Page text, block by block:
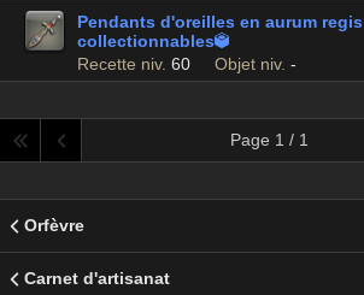
Pendants d'oreilles en aurum regis
collectionnables
Recette niv. 60 Objet niv. -
Page 1 / 1
Orfèvre
Carnet d'artisanat